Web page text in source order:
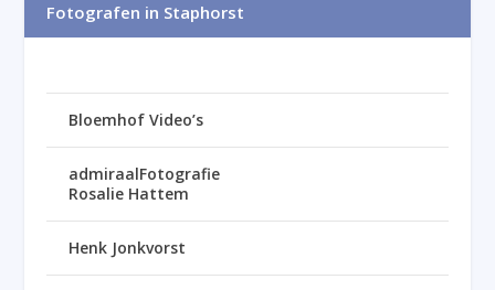
Fotografen in Staphorst
Bloemhof Video’s
admiraalFotografie
Rosalie Hattem
Henk Jonkvorst